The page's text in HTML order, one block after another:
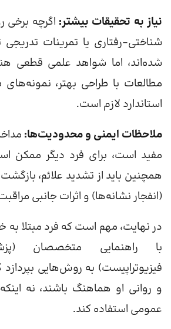
نیاز به تحقیقات بیشتر: اگرچه برخی
شناختی–رفتاری یا تمرینات
شده‌اند، اما شواهد علمی قطعی
مطالعات با طراحی بهتر، نمونه‌های
استاندارد لازم است.
ملاحظات ایمنی و محدودیت‌ها:
مفید است، برای فرد دیگر ممکن
همچنین باید از تشدید علائم،
(انفجار نشانه‌ها) و اثرات جانبی
در نهایت، مهم است که فرد مبتلا به
با راهنمایی متخصصان
فیزیوتراپیست) به روش‌هایی
و روانی او هماهنگ باشند، نه
عمومی استفاده کند.